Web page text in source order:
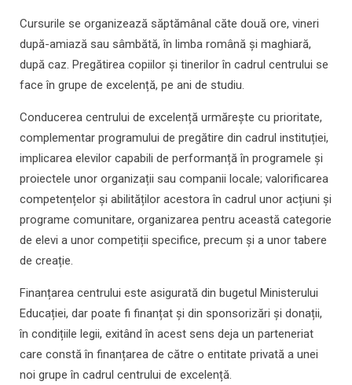
Cursurile se organizează săptămânal căte două ore, vineri
după-amiază sau sâmbătă, în limba română și maghiară,
după caz. Pregătirea copiilor și tinerilor în cadrul centrului se
face în grupe de excelență, pe ani de studiu.
Conducerea centrului de excelență urmărește cu prioritate,
complementar programului de pregătire din cadrul instituției,
implicarea elevilor capabili de performanță în programele și
proiectele unor organizații sau companii locale; valorificarea
competențelor și abilităților acestora în cadrul unor acțiuni și
programe comunitare, organizarea pentru această categorie
de elevi a unor competiții specifice, precum și a unor tabere
de creație.
Finanțarea centrului este asigurată din bugetul Ministerului
Educației, dar poate fi finanțat și din sponsorizări și donații,
în condițiile legii, exitând în acest sens deja un parteneriat
care constă în finanțarea de către o entitate privată a unei
noi grupe în cadrul centrului de excelență.